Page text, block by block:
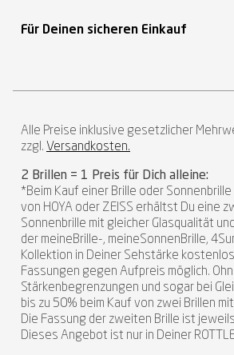
Für Deinen sicheren Einkauf
Alle Preise inklusive gesetzlicher
zzgl. Versandkosten.
2 Brillen = 1 Preis für Dich alleine:
*Beim Kauf einer Brille oder
von HOYA oder ZEISS erhältst Du eine
Sonnenbrille mit gleicher Glasqualität
der meineBrille-, meineSonnenBrille,
Kollektion in Deiner Sehstärke
Fassungen gegen Aufpreis möglich.
Stärkenbegrenzungen und sogar bei
bis zu 50% beim Kauf von zwei Brillen
Die Fassung der zweiten Brille ist
Dieses Angebot ist nur in Deiner